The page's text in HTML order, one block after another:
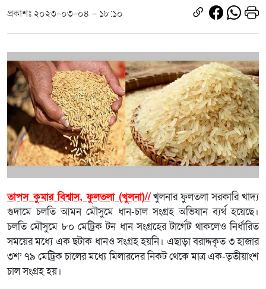
প্রকাশঃ ২০২৩-০৩-০৪ - ১৮:১০
তাপস কুমার বিশ্বাস, ফুলতলা (খুলনা)//খুলনার ফুলতলা সরকারি খাদ্য
গুদামে চলতি আমন মৌসুমে ধান-চাল সংগ্রহ অভিযান ব্যর্থ হয়েছে।
চলতি মৌসুমে ৮০ মেট্রিক টন ধান সংগ্রহের টার্গেট থাকলেও নির্ধারিত
সময়ের মধ্যে এক ছটাক ধানও সংগ্রহ হয়নি। এছাড়া বরাদ্দকৃত ৩ হাজার
৩শ’ ৭৯ মেট্রিক চালের মধ্যে মিলারদের নিকট থেকে মাত্র এক-তৃতীয়াংশ
চাল সংগ্রহ হয়।